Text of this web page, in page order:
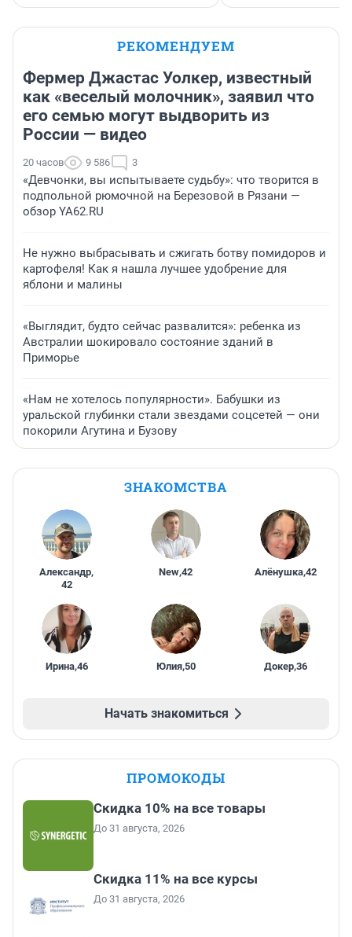
РЕКОМЕНДУЕМ
Фермер Джастас Уолкер, известный
как «веселый молочник», заявил что
его семью могут выдворить из
России — видео
20 часов 9 586 3
«Девчонки, вы испытываете судьбу»: что творится в
подпольной рюмочной на Березовой в Рязани —
обзор YA62.RU
Не нужно выбрасывать и сжигать ботву помидоров и
картофеля! Как я нашла лучшее удобрение для
яблони и малины
«Выглядит, будто сейчас развалится»: ребенка из
Австралии шокировало состояние зданий в
Приморье
«Нам не хотелось популярности». Бабушки из
уральской глубинки стали звездами соцсетей — они
покорили Агутина и Бузову
ЗНАКОМСТВА
Александр,
42
New,42 Алёнушка,42
Ирина,46 Юлия,50 Докер,36
Начать знакомиться
ПРОМОКОДЫ
Скидка 10% на все товары
До 31 августа, 2026
Скидка 11% на все курсы
До 31 августа, 2026